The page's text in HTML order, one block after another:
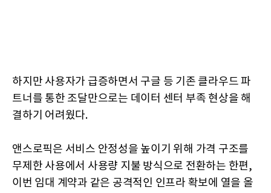
하지만 사용자가 급증하면서 구글 등 기존 클라우드 파
트너를 통한 조달만으로는 데이터 센터 부족 현상을 해
결하기 어려웠다.
앤스로픽은 서비스 안정성을 높이기 위해 가격 구조를
무제한 사용에서 사용량 지불 방식으로 전환하는 한편,
이번 임대 계약과 같은 공격적인 인프라 확보에 열을 올